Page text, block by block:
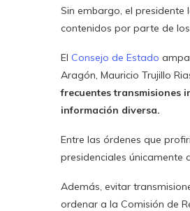
Sin embargo, el
contenidos por parte de
El Consejo de Estado
Aragón, Mauricio Trujillo
frecuentes transmisiones
información diversa.
Entre las órdenes que
presidenciales únicamente
Además, evitar
ordenar a la Comisión de